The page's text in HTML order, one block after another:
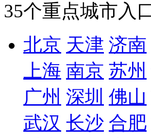
35个重点城市入
北京 天津 济南
上海 南京 苏州
广州 深圳 佛山
武汉 长沙 合肥